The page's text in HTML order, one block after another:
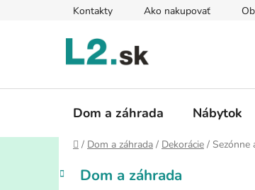
Kontakty Ako nakupovať
Dom a záhrada Nábytok
Domov
/ Dom a záhrada / Dekorácie / Sezónne
BPreskočiť
kategórie
K
a
Dom a záhrada